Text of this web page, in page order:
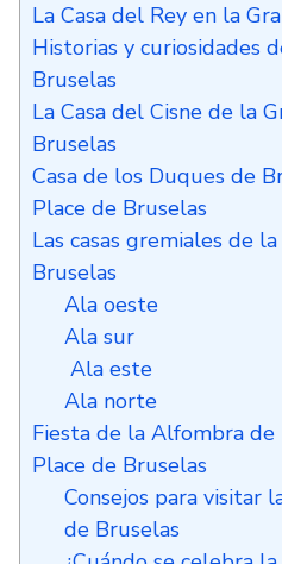
La Casa del Rey en la
Historias y curiosidades
Bruselas
La Casa del Cisne de la
Bruselas
Casa de los Duques de
Place de Bruselas
Las casas gremiales de
Bruselas
Ala oeste
Ala sur
Ala este
Ala norte
Fiesta de la Alfombra de
Place de Bruselas
Consejos para visitar
de Bruselas